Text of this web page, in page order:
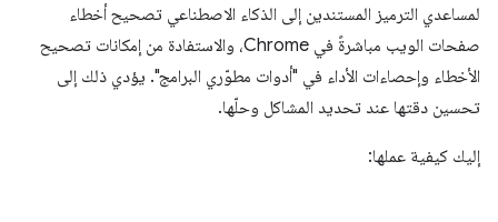
لمساعدي الترميز المستندين إلى الذكاء الاصطناعي تصحيح أخطاء
صفحات الويب مباشرةً في Chrome، والاستفادة من إمكانات تصحيح
الأخطاء وإحصاءات الأداء في "أدوات مطوّري البرامج". يؤدي ذلك إلى
تحسين دقتها عند تحديد المشاكل وحلّها.
إليك كيفية عملها: